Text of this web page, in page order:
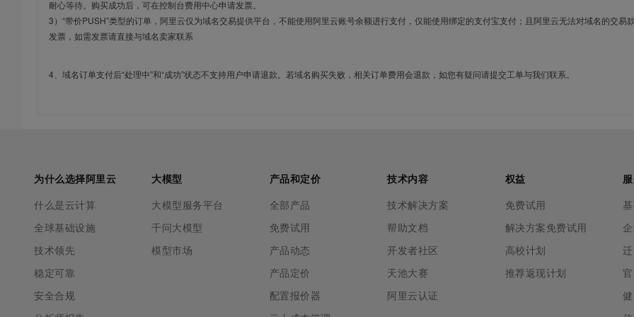
耐心等待。购买成功后，可在控制台费用中心申请发票。
3）“带价PUSH”类型的订单，阿里云仅为域名交易提供平台，不能使用阿里云账号余额进行支付，仅能使用绑定的支付宝支付；且阿里云无法对域名的交易
发票，如需发票请直接与域名卖家联系
4、域名订单支付后“处理中”和“成功”状态不支持用户申请退款。若域名购买失败，相关订单费用会退款，如您有疑问请提交工单与我们联系。